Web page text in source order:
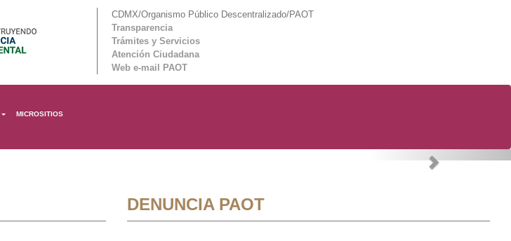
CDMX/Organismo Público Descentralizado/PAOT
Transparencia
Trámites y Servicios
Atención Ciudadana
Web e-mail PAOT
MICROSITIOS
Next
DENUNCIA PAOT